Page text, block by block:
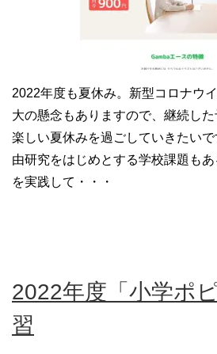
2022年度も夏休み。新型コロナウ
大の懸念もありますので、継続し
楽しい夏休みを過ごしていきたい
由研究をはじめとする学校課題も
を実践して・・・
2022年度「小学ポ
習